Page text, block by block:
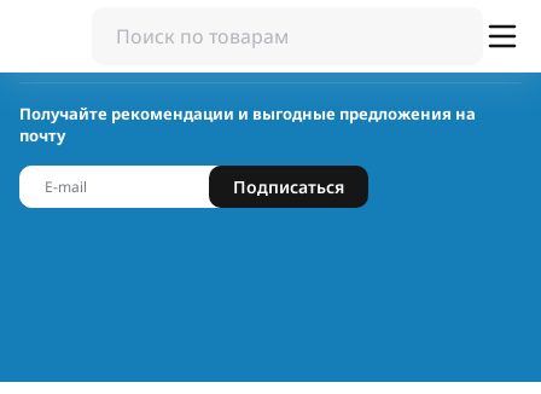
Получайте рекомендации и выгодные предложения на
почту
Подписаться